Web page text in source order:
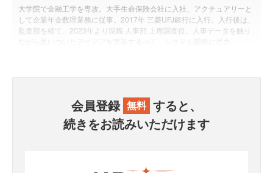
大学院で金融工学を専攻。大手生命保険会社に入社、アクチュアリーと
して企業年金数理業務に従事。2017年 三菱UFJ銀行に入行。入行後は、
監査部を経て、2023年より現職 人事部 上席調査役。人事データを触り
会員登録 無料 すると、
続きをお読みいただけます